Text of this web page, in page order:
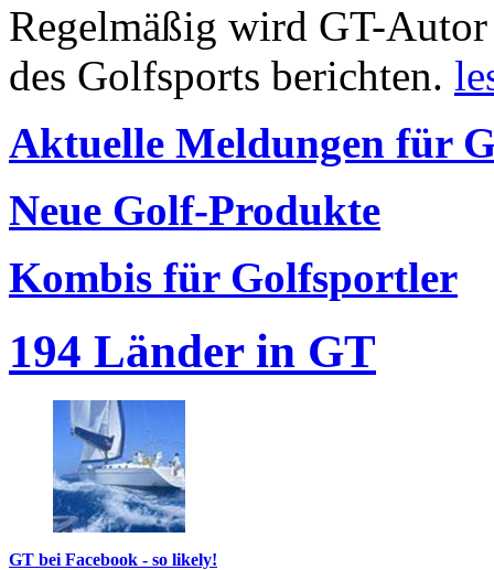
Regelmäßig wird GT-
des Golfsports berichten.
Aktuelle Meldungen für
Neue Golf-Produkte
Kombis für Golfsportler
194 Länder in GT
GT bei Facebook - so likely!